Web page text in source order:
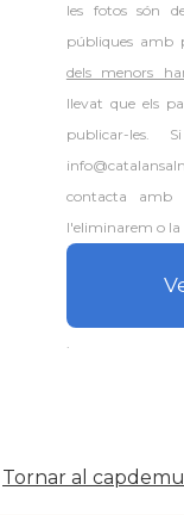
les fotos són
públiques amb
dels menors
llevat que els
publicar-les.
contacta amb
l'eliminarem o la
Tornar al